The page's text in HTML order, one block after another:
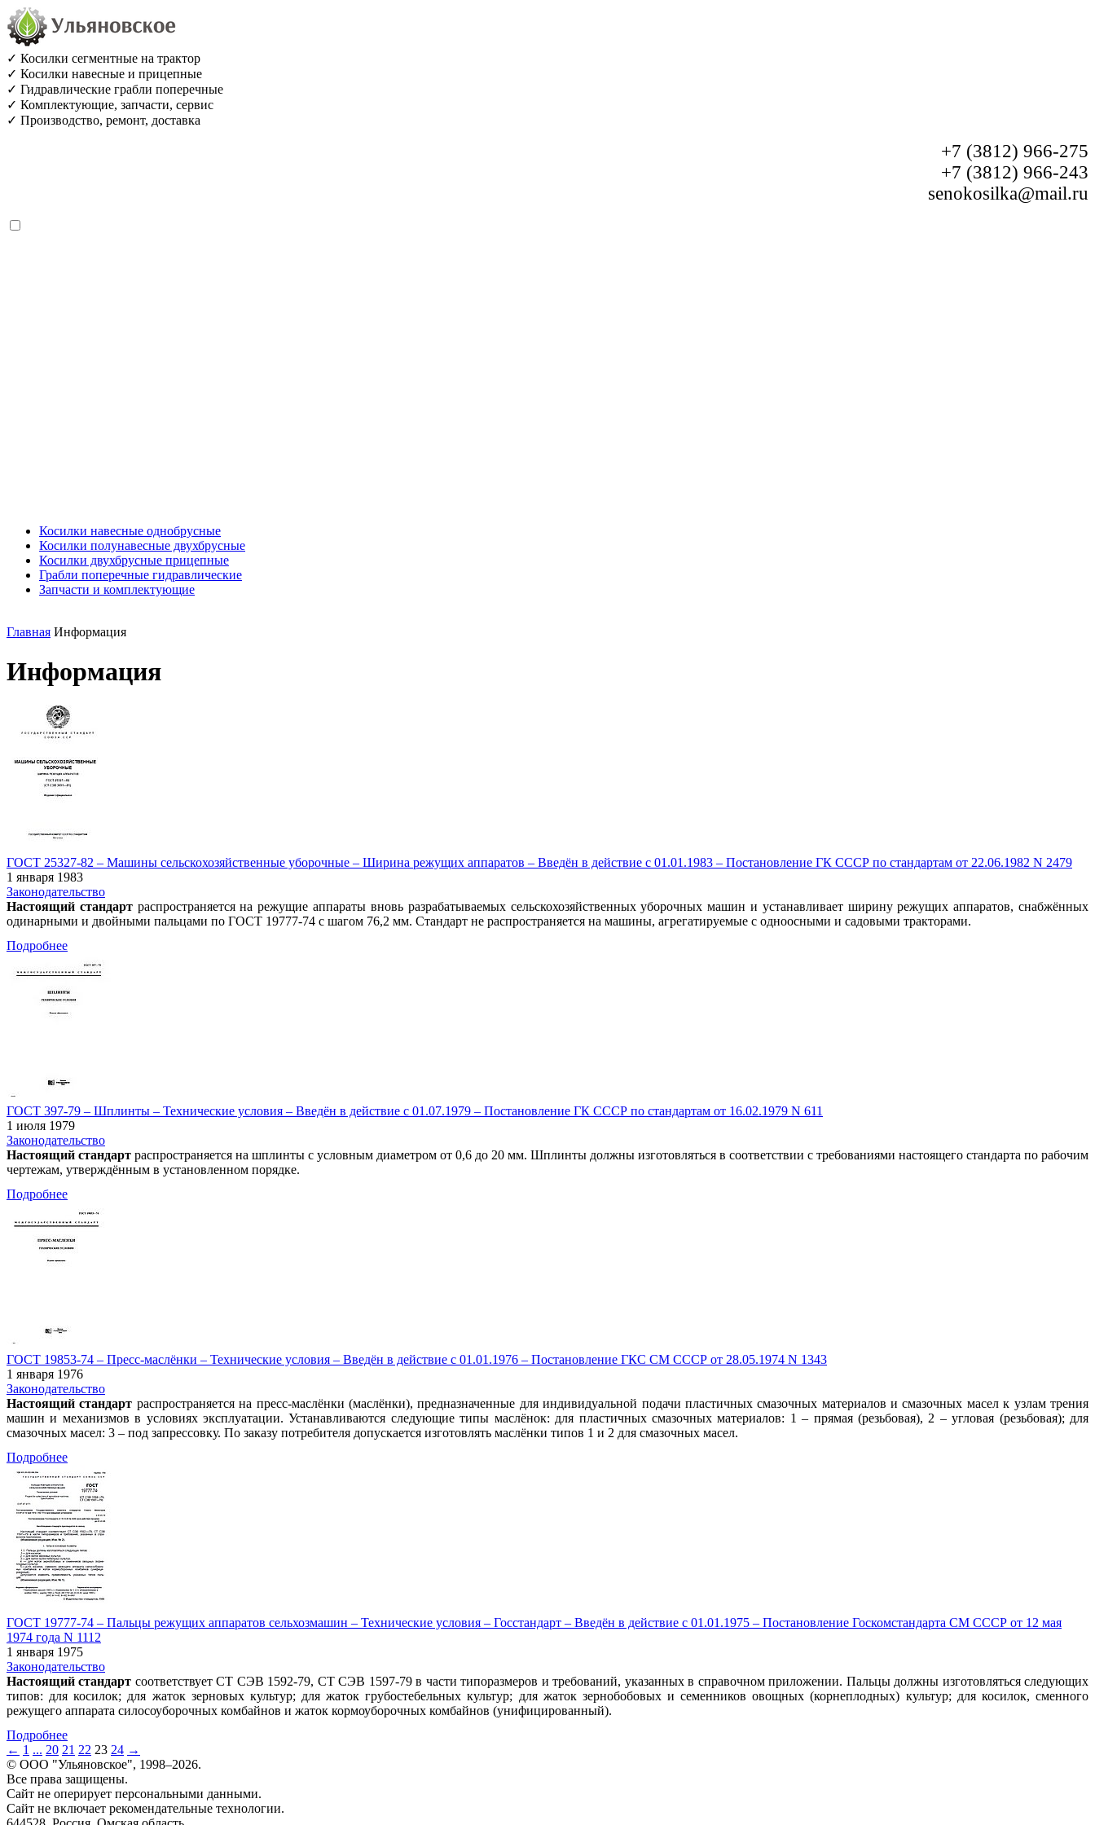
✓ Косилки сегментные на трактор
✓ Косилки навесные и прицепные
✓ Гидравлические грабли поперечные
✓ Комплектующие, запчасти, сервис
✓ Производство, ремонт, доставка
+7 (3812) 966-275
+7 (3812) 966-243
senokosilka@mail.ru
Косилки навесные однобрусные
Косилки полунавесные двухбрусные
Косилки двухбрусные прицепные
Грабли поперечные гидравлические
Запчасти и комплектующие
Главная Информация
Информация
ГОСТ 25327-82 – Машины сельскохозяйственные уборочные – Ширина режущих аппаратов – Введён в действие c 01.01.1983 – Постановление ГК СССР по стандартам от 22.06.1982 N 2479
1 января 1983
Законодательство
Настоящий стандартраспространяется на режущие аппараты вновь разрабатываемых сельскохозяйственных уборочных машин и устанавливает ширину режущих аппаратов, снабжённых
одинарными и двойными пальцами по ГОСТ 19777-74 с шагом 76,2 мм. Стандарт не распространяется на машины, агрегатируемые с одноосными и садовыми тракторами.
Подробнее
ГОСТ 397-79 – Шплинты – Технические условия – Введён в действие c 01.07.1979 – Постановление ГК СССР по стандартам от 16.02.1979 N 611
1 июля 1979
Законодательство
Настоящий стандарт распространяется на шплинты с условным диаметром от 0,6 до 20 мм. Шплинты должны изготовляться в соответствии с требованиями настоящего стандарта по рабочим
чертежам, утверждённым в установленном порядке.
Подробнее
ГОСТ 19853-74 – Пресс-маслёнки – Технические условия – Введён в действие c 01.01.1976 – Постановление ГКС СМ СССР от 28.05.1974 N 1343
1 января 1976
Законодательство
Настоящий стандарт распространяется на пресс-маслёнки (маслёнки), предназначенные для индивидуальной подачи пластичных смазочных материалов и смазочных масел к узлам трения
машин и механизмов в условиях эксплуатации. Устанавливаются следующие типы маслёнок: для пластичных смазочных материалов: 1 – прямая (резьбовая), 2 – угловая (резьбовая); для
смазочных масел: 3 – под запрессовку. По заказу потребителя допускается изготовлять маслёнки типов 1 и 2 для смазочных масел.
Подробнее
ГОСТ 19777-74 – Пальцы режущих аппаратов сельхозмашин – Технические условия – Госстандарт – Введён в действие c 01.01.1975 – Постановление Госкомстандарта СМ СССР от 12 мая
1974 года N 1112
1 января 1975
Законодательство
Настоящий стандарт соответствует СТ СЭВ 1592-79, СТ СЭВ 1597-79 в части типоразмеров и требований, указанных в справочном приложении. Пальцы должны изготовляться следующих
типов: для косилок; для жаток зерновых культур; для жаток грубостебельных культур; для жаток зернобобовых и семенников овощных (корнеплодных) культур; для косилок, сменного
режущего аппарата силосоуборочных комбайнов и жаток кормоуборочных комбайнов (унифицированный).
Подробнее
← 1 ... 20 21 22 23 24 →
© ООО "Ульяновское", 1998–2026.
Все права защищены.
Сайт не оперирует персональными данными.
Сайт не включает рекомендательные технологии.